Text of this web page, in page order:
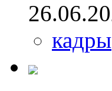
кадры